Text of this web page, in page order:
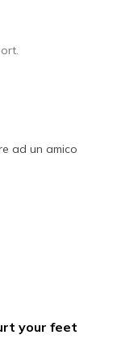
ad un amico
your feet